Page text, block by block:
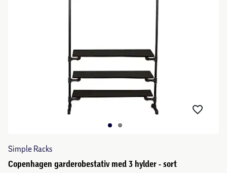
Simple Racks
Copenhagen garderobestativ med 3 hylder - sort